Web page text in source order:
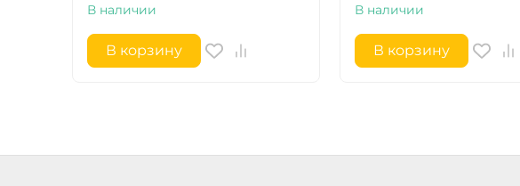
В наличии
В корзину
В наличии
В корзину